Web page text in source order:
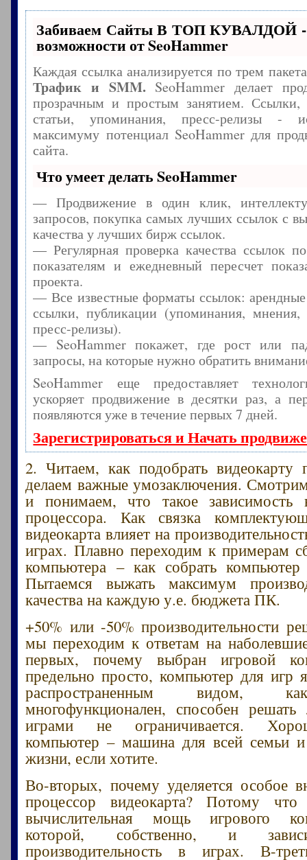
Забиваем Сайты В ТОП КУВАЛДОЙ -
возможности от SeoHammer
Каждая ссылка анализируется по трем
Трафик и SMM.SeoHammer делает
прозрачным и простым занятием. Ссылки,
статьи, упоминания, пресс-релизы -
максимуму потенциал SeoHammer для
сайта.
Что умеет делать SeoHammer
— Продвижение в один клик,
запросов, покупка самых лучших ссылок с
качества у лучших бирж ссылок.
— Регулярная проверка качества ссылок
показателям и ежедневный пересчет
проекта.
— Все известные форматы ссылок:
ссылки, публикации (упоминания, мнения,
пресс-релизы).
— SeoHammer покажет, где рост или
запросы, на которые нужно обратить
SeoHammer еще предоставляет
ускоряет продвижение в десятки раз, а
появляются уже в течение первых 7 дней.
Зарегистрироваться и Начать
2. Читаем, как подобрать видеокарту
делаем важные умозаключения.
и понимаем, что такое зависимость
процессора. Как связка
видеокарта влияет на
играх. Плавно переходим к примерам
компьютера – как собрать
Пытаемся выжать максимум
качества на каждую у.е. бюджета ПК.
+50% или -50% производительности
мы переходим к ответам на
первых, почему выбран игровой
предельно просто, компьютер для игр
распространенным видом,
многофункционален, способен
играми не ограничивается.
компьютер – машина для всей семьи
жизни, если хотите.
Во-вторых, почему уделяется особое
процессор видеокарта? Потому
вычислительная мощь игрового
которой, собственно, и
производительность в играх. В-